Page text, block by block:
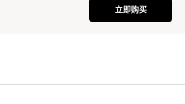
立即购买